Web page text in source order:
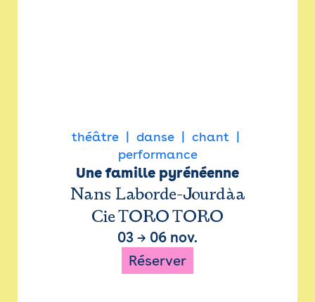
théâtre danse
chant
performance
Une famille pyrénéenne
Nans Laborde-Jourdàa
Cie TORO TORO
03 → 06 nov.
Réserver